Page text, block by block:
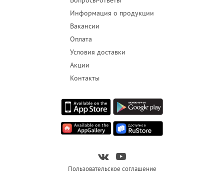
Информация о продукции
Вакансии
Оплата
Условия доставки
Акции
Контакты
Пользовательское соглашение